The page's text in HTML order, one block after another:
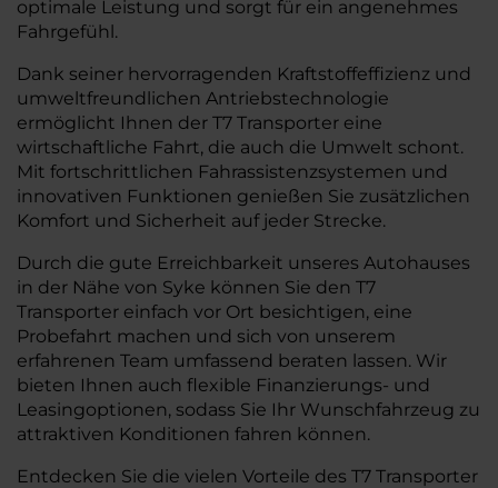
optimale Leistung und sorgt für ein angenehmes
Fahrgefühl.
Dank seiner hervorragenden Kraftstoffeffizienz und
umweltfreundlichen Antriebstechnologie
ermöglicht Ihnen der T7 Transporter eine
wirtschaftliche Fahrt, die auch die Umwelt schont.
Mit fortschrittlichen Fahrassistenzsystemen und
innovativen Funktionen genießen Sie zusätzlichen
Komfort und Sicherheit auf jeder Strecke.
Durch die gute Erreichbarkeit unseres Autohauses
in der Nähe von Syke können Sie den T7
Transporter einfach vor Ort besichtigen, eine
Probefahrt machen und sich von unserem
erfahrenen Team umfassend beraten lassen. Wir
bieten Ihnen auch flexible Finanzierungs- und
Leasingoptionen, sodass Sie Ihr Wunschfahrzeug zu
attraktiven Konditionen fahren können.
Entdecken Sie die vielen Vorteile des T7 Transporter